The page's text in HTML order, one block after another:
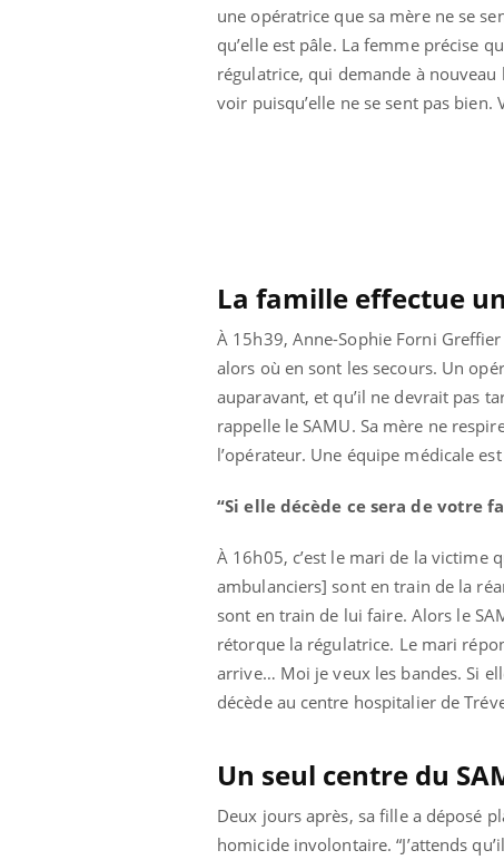
une opératrice que sa mère ne se
qu’elle est pâle. La femme précise
régulatrice, qui demande à nouveau
voir puisqu’elle ne se sent pas bien.
La famille effectue
À 15h39, Anne-Sophie Forni
alors où en sont les secours. Un
auparavant, et qu’il ne devrait pas
rappelle le SAMU. Sa mère ne
l’opérateur. Une équipe médicale
“Si elle décède ce sera de votre
À 16h05, c’est le mari de la victime
ambulanciers] sont en train de la
sont en train de lui faire. Alors le
rétorque la régulatrice. Le mari
arrive… Moi je veux les bandes. Si
décède au centre hospitalier de
Un seul centre du
Deux jours après, sa fille a déposé
homicide involontaire. “J’attends
Diabète & Ramadan 2026Youtube
Le Ramadan approche, et, pour de
nombreuses personnes atteintes de
défis, mais ...
Un
Un